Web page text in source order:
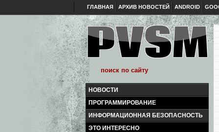
ГЛАВНАЯ АРХИВ НОВОСТЕЙ ANDROID
НОВОСТИ
ПРОГРАММИРОВАНИЕ
ИНФОРМАЦИОННАЯ БЕЗОПАСНОСТЬ
ЭТО ИНТЕРЕСНО